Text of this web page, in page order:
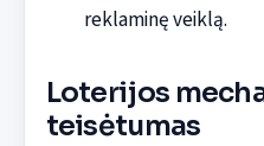
reklaminę veiklą.
Loterijos
teisėtumas